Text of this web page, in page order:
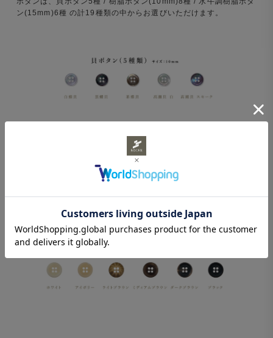
ン(15mm)6種 の計19種類の中からお選びいただけます。